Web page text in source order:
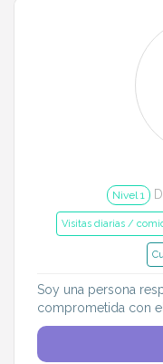
Nivel 1
Visitas diarias /
Soy una persona
comprometida con el